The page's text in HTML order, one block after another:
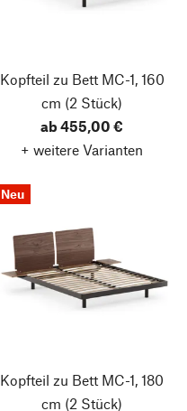
Kopfteil zu Bett MC-1, 160
cm (2 Stück)
ab 455,00 €
+ weitere Varianten
Neu
Kopfteil zu Bett MC-1, 180
cm (2 Stück)